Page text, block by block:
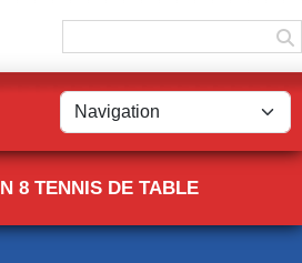
8 TENNIS DE TABLE